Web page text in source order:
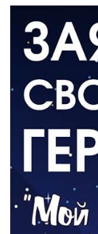
КУЛЬТУРА
Афиша
04.08.2026
РАЗЪЯСНЯЕМ
Борьба с
04.08.2026